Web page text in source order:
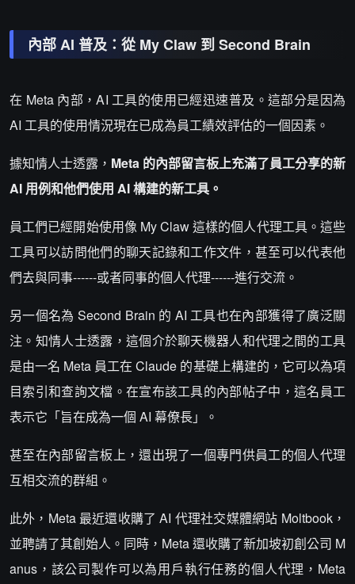
內部 AI 普及：從 My Claw 到 Second Brain
在 Meta 內部，AI 工具的使用已經迅速普及。這部分是因為
AI 工具的使用情況現在已成為員工績效評估的一個因素。
據知情人士透露， Meta 的內部留言板上充滿了員工分享的新
AI 用例和他們使用 AI 構建的新工具。
員工們已經開始使用像 My Claw 這樣的個人代理工具。這些
工具可以訪問他們的聊天記錄和工作文件，甚至可以代表他
們去與同事------或者同事的個人代理------進行交流。
另一個名為 Second Brain 的 AI 工具也在內部獲得了廣泛關
注。知情人士透露，這個介於聊天機器人和代理之間的工具
是由一名 Meta 員工在 Claude 的基礎上構建的，它可以為項
目索引和查詢文檔。在宣布該工具的內部帖子中，這名員工
表示它「旨在成為一個 AI 幕僚長」。
甚至在內部留言板上，還出現了一個專門供員工的個人代理
互相交流的群組。
此外，Meta 最近還收購了 AI 代理社交媒體網站 Moltbook，
並聘請了其創始人。同時，Meta 還收購了新加坡初創公司 M
anus，該公司製作可以為用戶執行任務的個人代理，Meta